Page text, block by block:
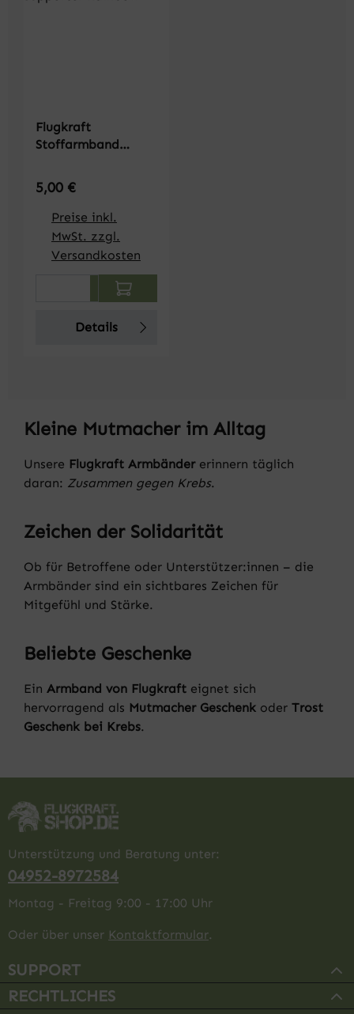
Flugkraft
Stoffarmband
Regulärer Preis:
5,00 €
Preise inkl.
MwSt. zzgl.
Versandkosten
Produkt Anzahl: Gib den
Details
Kleine Mutmacher im Alltag
Unsere Flugkraft Armbändererinnern täglich
daran: Zusammen gegen Krebs.
Zeichen der Solidarität
Ob für Betroffene oder Unterstützer:innen – die
Armbänder sind ein sichtbares Zeichen für
Mitgefühl und Stärke.
Beliebte Geschenke
Ein Armband von Flugkraft eignet sich
hervorragend als Mutmacher Geschenk oder Trost
Geschenk bei Krebs.
Unterstützung und Beratung unter:
04952-8972584
Montag - Freitag 9:00 - 17:00 Uhr
Oder über unser Kontaktformular.
SUPPORT
RECHTLICHES